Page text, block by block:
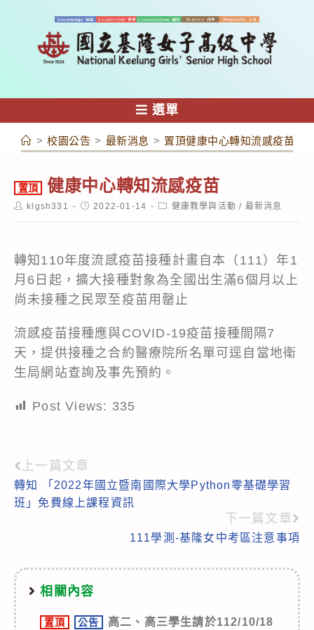
容
選單
> 校園公告 > 最新消息 > 置頂健康中心轉知流感疫苗
置頂 健康中心轉知流感疫苗
Postklgsh331
Post2022-01-14
Post健康教學與活動 / 最新消息
轉知110年度流感疫苗接種計畫自本（111）年1
月6日起，擴大接種對象為全國出生滿6個月以上
尚未接種之民眾至疫苗用罄止
流感疫苗接種應與COVID-19疫苗接種間隔7
天，提供接種之合約醫療院所名單可逕自當地衛
生局網站查詢及事先預約。
Post Views: 335
Read
more
上一篇文章
轉知 「2022年國立暨南國際大學Python零基礎學習
班」免費線上課程資訊
下一篇文章
111學測-基隆女中考區注意事項
相關內容
置頂 公告
高二、高三學生請於112/10/18